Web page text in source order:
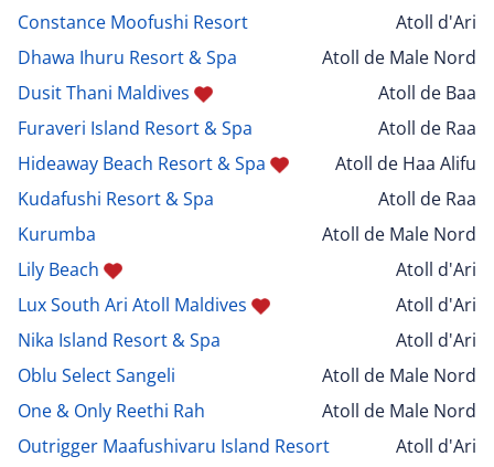
Constance Moofushi Resort
Atoll d'Ari
Dhawa Ihuru Resort & Spa
Atoll de Male Nord
Dusit Thani Maldives
Atoll de Baa
Furaveri Island Resort & Spa
Atoll de Raa
Hideaway Beach Resort & Spa
Atoll de Haa Alifu
Kudafushi Resort & Spa
Atoll de Raa
Kurumba
Atoll de Male Nord
Lily Beach
Atoll d'Ari
Lux South Ari Atoll Maldives
Atoll d'Ari
Nika Island Resort & Spa
Atoll d'Ari
Oblu Select Sangeli
Atoll de Male Nord
One & Only Reethi Rah
Atoll de Male Nord
Outrigger Maafushivaru Island Resort
Atoll d'Ari